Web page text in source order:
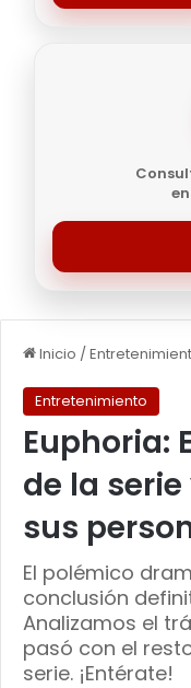
Inicio /
Entretenimiento
Euphoria:
de la
sus
El polémico
conclusión
Analizamos el
pasó con el
serie. ¡Entérate!